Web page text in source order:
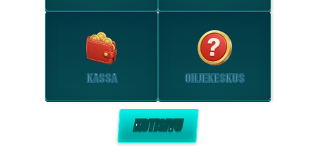
KASSA OHJEKESKUS
KOTISIVU